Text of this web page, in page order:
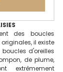
des boucles
il existe
d'oreilles
de plume,
extrêmement